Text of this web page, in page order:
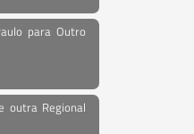
para Outro
outra Regional